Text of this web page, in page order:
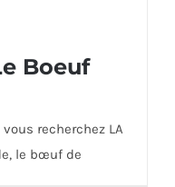
Boeuf
recherchez LA
le bœuf de